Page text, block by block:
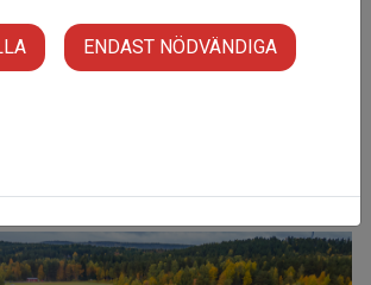
ingång.
F-6. Nära till camping,
med lekplatser.
ENDAST NÖDVÄNDIGA